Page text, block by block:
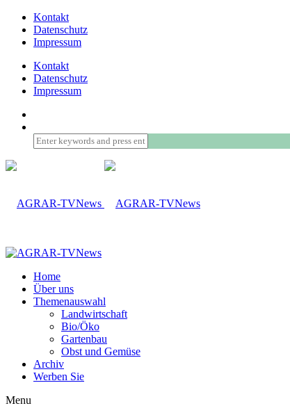
Kontakt
Datenschutz
Impressum
Kontakt
Datenschutz
Impressum
Home
Über uns
Themenauswahl
Landwirtschaft
Bio/Öko
Gartenbau
Obst und Gemüse
Archiv
Werben Sie
Menu